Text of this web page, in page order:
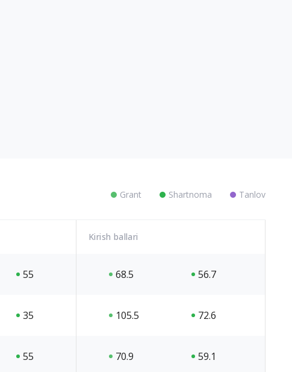
Grant Shartnoma Tanlov
Kirish ballari
55 68.5 56.7
35 105.5 72.6
55 70.9 59.1